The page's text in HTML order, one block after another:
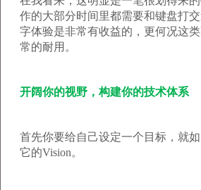
作的大部分时间里都需要和键盘打
字体验是非常有收益的，更何况这
常的耐用。
开阔你的视野，构建你的技术体系
首先你要给自己设定一个目标，就
它的Vision。